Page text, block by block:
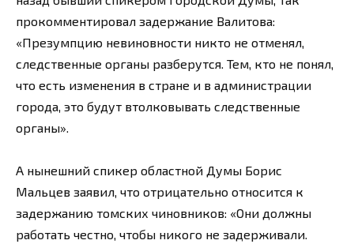
прокомментировал задержание Валитова:
«Презумпцию невиновности никто не отменял,
следственные органы разберутся. Тем, кто не понял,
что есть изменения в стране и в администрации
города, это будут втолковывать следственные
органы».
А нынешний спикер областной Думы Борис
Мальцев заявил, что отрицательно относится к
задержанию томских чиновников: «Они должны
работать честно, чтобы никого не задерживали.